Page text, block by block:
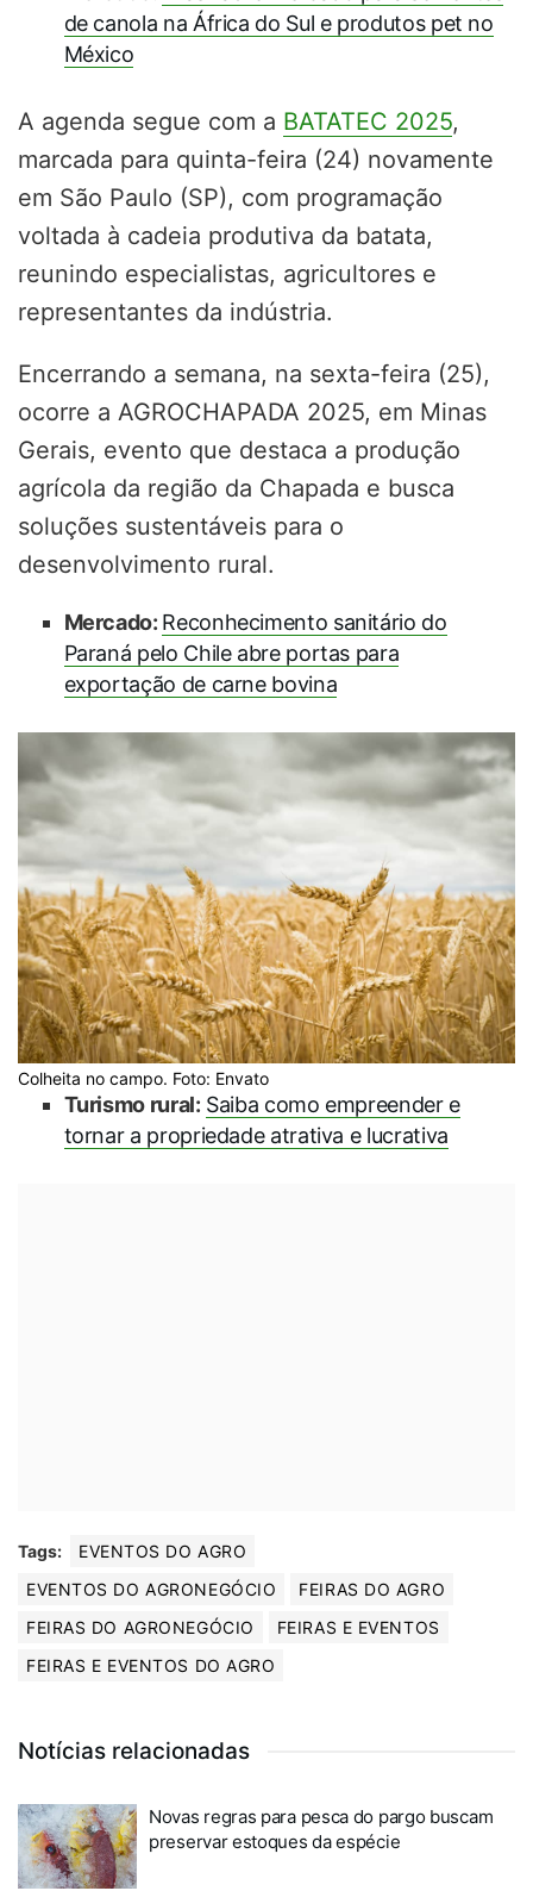
de canola na África do Sul e produtos pet no
México
A agenda segue com a BATATEC 2025,
marcada para quinta-feira (24) novamente
em São Paulo (SP), com programação
voltada à cadeia produtiva da batata,
reunindo especialistas, agricultores e
representantes da indústria.
Encerrando a semana, na sexta-feira (25),
ocorre a AGROCHAPADA 2025, em Minas
Gerais, evento que destaca a produção
agrícola da região da Chapada e busca
soluções sustentáveis para o
desenvolvimento rural.
Mercado: Reconhecimento sanitário do
Paraná pelo Chile abre portas para
exportação de carne bovina
Colheita no campo. Foto: Envato
Turismo rural: Saiba como empreender e
tornar a propriedade atrativa e lucrativa
Tags:
EVENTOS DO AGRO
EVENTOS DO AGRONEGÓCIO
FEIRAS DO AGRO
FEIRAS DO AGRONEGÓCIO
FEIRAS E EVENTOS
FEIRAS E EVENTOS DO AGRO
Notícias relacionadas
Novas regras para pesca do pargo buscam
preservar estoques da espécie